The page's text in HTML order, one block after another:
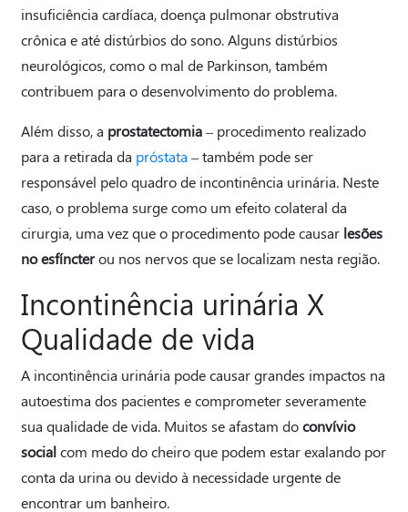
insuficiência cardíaca, doença pulmonar obstrutiva
crônica e até distúrbios do sono. Alguns distúrbios
neurológicos, como o mal de Parkinson, também
contribuem para o desenvolvimento do problema.
Além disso, a prostatectomia– procedimento realizado
para a retirada da próstata – também pode ser
responsável pelo quadro de incontinência urinária. Neste
caso, o problema surge como um efeito colateral da
cirurgia, uma vez que o procedimento pode causar lesões
no esfíncterou nos nervos que se localizam nesta região.
Incontinência urinária X
Qualidade de vida
A incontinência urinária pode causar grandes impactos na
autoestima dos pacientes e comprometer severamente
sua qualidade de vida. Muitos se afastam doconvívio
socialcom medo do cheiro que podem estar exalando por
conta da urina ou devido à necessidade urgente de
encontrar um banheiro.